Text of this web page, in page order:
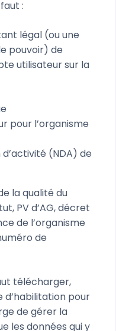
:
légal (ou une
pouvoir) de
utilisateur sur la
pour l’organisme
(NDA) de
la qualité du
PV d’AG, décret
de l’organisme
de
télécharger,
pour
de gérer la
les données qui y